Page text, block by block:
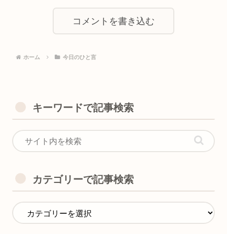
コメントを書き込む
ホーム 今日のひと言
キーワードで記事検索
カテゴリーで記事検索